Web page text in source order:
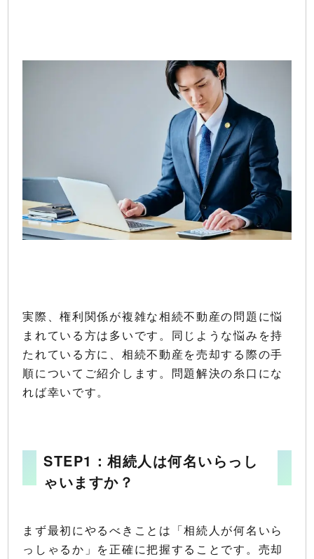
実際、権利関係が複雑な相続不動産の問題に悩
まれている方は多いです。同じような悩みを持
たれている方に、相続不動産を売却する際の手
順についてご紹介します。問題解決の糸口にな
れば幸いです。
STEP1：相続人は何名いらっし
ゃいますか？
まず最初にやるべきことは「相続人が何名いら
っしゃるか」を正確に把握することです。売却